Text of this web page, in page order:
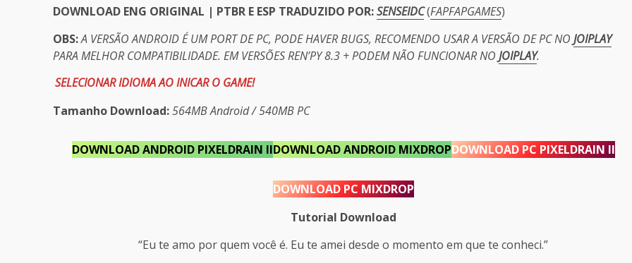
DOWNLOAD ENG ORIGINAL | PTBR E ESP TRADUZIDO POR:SENSEIDC(FAPFAPGAMES)
OBS:A VERSÃO ANDROID É UM PORT DE PC, PODE HAVER BUGS, RECOMENDO USAR A VERSÃO DE PC NO JOIPLAY
PARA MELHOR COMPATIBILIDADE. EM VERSÕES REN’PY 8.3 + PODEM NÃO FUNCIONAR NO JOIPLAY.
SELECIONAR IDIOMA AO INICAR O GAME!
Tamanho Download:564MB Android / 540MB PC
DOWNLOAD ANDROID PIXELDRAIN IIDOWNLOAD ANDROID MIXDROPDOWNLOAD PC PIXELDRAIN II
DOWNLOAD PC MIXDROP
Tutorial Download
“Eu te amo por quem você é. Eu te amei desde o momento em que te conheci.”